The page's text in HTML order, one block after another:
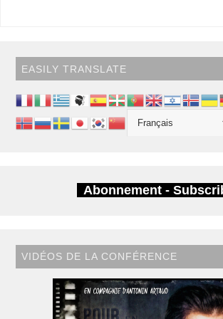
EASILY TRANSLATE
Abonnement -
VIDÉOS DE LA CONFÉRENCE